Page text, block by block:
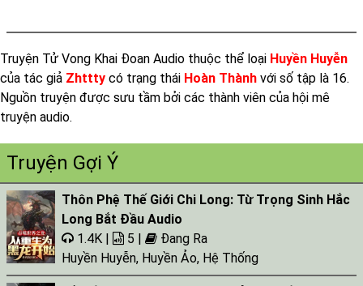
Truyện Tử Vong Khai Đoan Audio thuộc thể loại Huyền Huyễn
của tác giả Zhttty có trạng thái Hoàn Thành với số tập là 16.
Nguồn truyện được sưu tầm bởi các thành viên của hội mê
truyện audio.
Truyện Gợi Ý
Thôn Phệ Thế Giới Chi Long: Từ Trọng Sinh Hắc
Long Bắt Đầu Audio
1.4K |
5 |
Đang Ra
Huyền Huyễn, Huyền Ảo, Hệ Thống